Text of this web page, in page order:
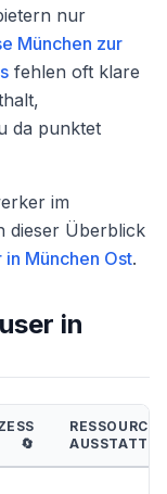
nur
München zur
fehlen oft klare
da punktet
im
dieser Überblick
in München Ost.
in
🔄